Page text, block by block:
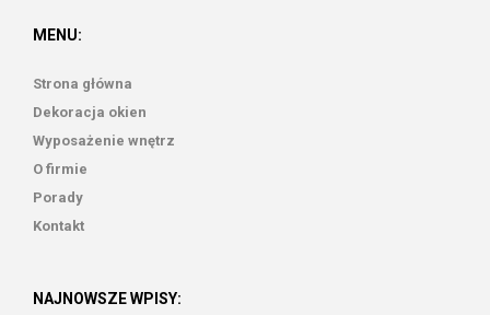
MENU:
Strona główna
Dekoracja okien
Wyposażenie wnętrz
O firmie
Porady
Kontakt
NAJNOWSZE WPISY: